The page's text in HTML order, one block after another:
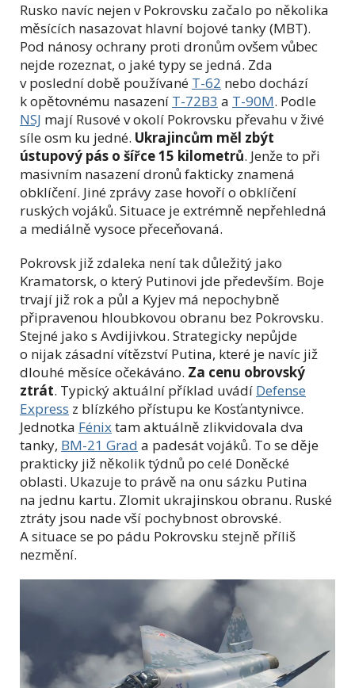
Rusko navíc nejen v Pokrovsku začalo po několika
měsících nasazovat hlavní bojové tanky (MBT).
Pod nánosy ochrany proti dronům ovšem vůbec
nejde rozeznat, o jaké typy se jedná. Zda
v poslední době používané T-62 nebo dochází
k opětovnému nasazení T-72B3 a T-90M. Podle
NSJ mají Rusové v okolí Pokrovsku převahu v živé
síle osm ku jedné. Ukrajincům měl zbýt
ústupový pás o šířce 15 kilometrů. Jenže to při
masivním nasazení dronů fakticky znamená
obklíčení. Jiné zprávy zase hovoří o obklíčení
ruských vojáků. Situace je extrémně nepřehledná
a mediálně vysoce přeceňovaná.
Pokrovsk již zdaleka není tak důležitý jako
Kramatorsk, o který Putinovi jde především. Boje
trvají již rok a půl a Kyjev má nepochybně
připravenou hloubkovou obranu bez Pokrovsku.
Stejné jako s Avdijivkou. Strategicky nepůjde
o nijak zásadní vítězství Putina, které je navíc již
dlouhé měsíce očekáváno. Za cenu obrovský
ztrát. Typický aktuální příklad uvádí Defense
Express z blízkého přístupu ke Kosťantynivce.
Jednotka Fénixtam aktuálně zlikvidovala dva
tanky, BM-21 Grad a padesát vojáků. To se děje
prakticky již několik týdnů po celé Doněcké
oblasti. Ukazuje to právě na onu sázku Putina
na jednu kartu. Zlomit ukrajinskou obranu. Ruské
ztráty jsou nade vší pochybnost obrovské.
A situace se po pádu Pokrovsku stejně příliš
nezmění.